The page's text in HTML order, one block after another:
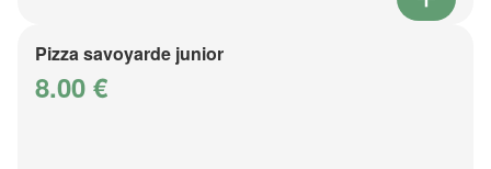
Pizza savoyarde junior
8.00 €